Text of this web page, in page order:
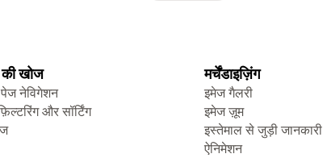
की खोज
नेविगेशन
और सॉर्टिंग
मर्चेंडाइज़िंग
इमेज गैलरी
इमेज ज़ूम
इस्तेमाल से जुड़ी जानकारी
ऐनिमेशन